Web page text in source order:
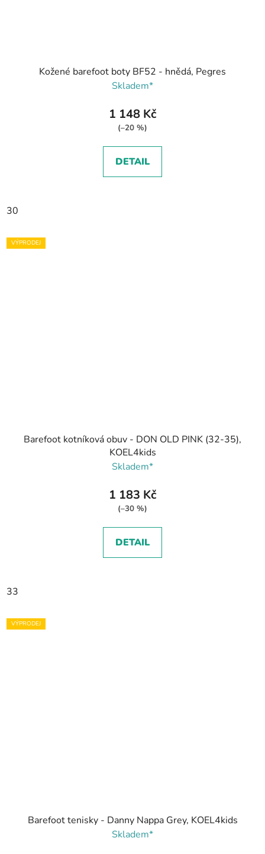
Kožené barefoot boty BF52 - hnědá, Pegres
Skladem*
1 148 Kč
(–20 %)
DETAIL
30
VÝPRODEJ
Barefoot kotníková obuv - DON OLD PINK (32-35),
KOEL4kids
Skladem*
1 183 Kč
(–30 %)
DETAIL
33
VÝPRODEJ
Barefoot tenisky - Danny Nappa Grey, KOEL4kids
Skladem*